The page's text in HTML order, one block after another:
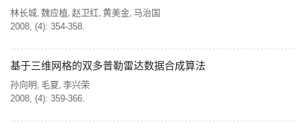
林长城, 魏应植, 赵卫红, 黄美金, 马治国
2008, (4): 354-358.
基于三维网格的双多普勒雷达数据合成算法
孙向明 , 毛夏, 李兴荣
2008, (4): 359-366.